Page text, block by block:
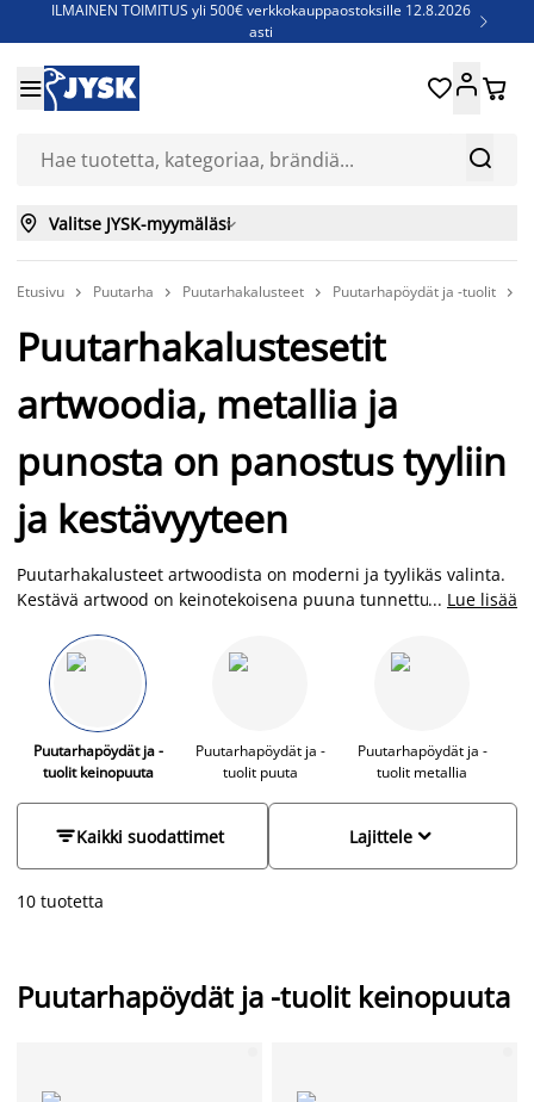
ILMAINEN TOIMITUS yli 500€ verkkokauppaostoksille 12.8.2026
asti

Jenkkisänkyjä - Säästä jopa 60%


 
 Valitse JYSK-myymäläsi
Etusivu  Puutarha  Puutarhakalusteet  Puutarhapöydät ja -tuolit 
Puutarhakalustesetit
artwoodia, metallia ja
punosta on panostus tyyliin
ja kestävyyteen
Puutarhakalusteet artwoodista on moderni ja tyylikäs valinta.
Kestävä artwood on keinotekoisena puuna tunnettu
käytännöllisyys ja kestävyys. Se on UV-resistentti ja sietää
jään, lumen, sateen ja suoran auringonvalon. Artwood-
kalusteitamme voit siis pitää ulkona huoletta, ja ne on helppo
puhdistaa vedellä ja saippualla. Puutarhakalustesetit ulos
polyrottinkista, metallista ja artwoodista löydät JYSKistä
edulliseen hintaan ja laajasta valikoimasta.
... Lue lisää
Puutarhapöydät ja -
tuolit keinopuuta
Puutarhapöydät ja -
tuolit puuta
Puutarhapöydät ja -
tuolit metallia
Kaikki suodattimet 
Lajittele
10 tuotetta
Puutarhapöydät ja -tuolit keinopuuta